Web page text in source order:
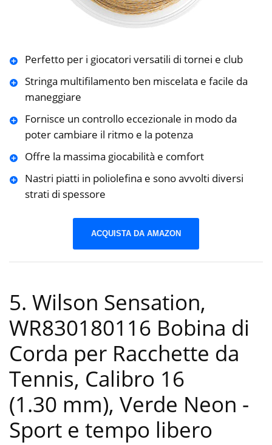
Perfetto per i giocatori versatili di tornei e club
Stringa multifilamento ben miscelata e facile da
maneggiare
Fornisce un controllo eccezionale in modo da
poter cambiare il ritmo e la potenza
Offre la massima giocabilità e comfort
Nastri piatti in poliolefina e sono avvolti diversi
strati di spessore
ACQUISTA DA AMAZON
5. Wilson Sensation,
WR830180116 Bobina di
Corda per Racchette da
Tennis, Calibro 16
(1.30 mm), Verde Neon -
Sport e tempo libero